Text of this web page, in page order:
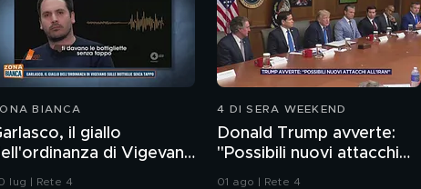
BIANCA
il giallo
di Vigevano
sulle bottiglie senza
lug | Rete 4
4 DI SERA WEEKEND
Donald Trump avverte:
"Possibili nuovi attacchi
all'Iran"
01 ago | Rete 4